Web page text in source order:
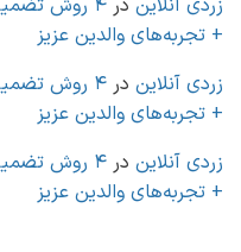
زردی آنلاین در
4 روش
+ تجربه‌های والدین عزیز
زردی آنلاین در
4 روش
+ تجربه‌های والدین عزیز
زردی آنلاین در
4 روش
+ تجربه‌های والدین عزیز